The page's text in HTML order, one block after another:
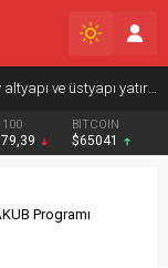
100 BITCOIN
$65041
Programı